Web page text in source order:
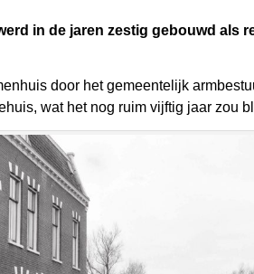
in de jaren zestig gebouwd als
door het gemeentelijk
wat het nog ruim vijftig jaar zou